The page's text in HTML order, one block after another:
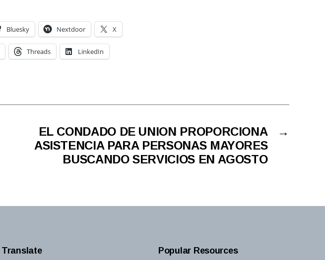
Bluesky Nextdoor X
Threads LinkedIn
→
EL CONDADO DE UNION PROPORCIONA
ASISTENCIA PARA PERSONAS MAYORES
BUSCANDO SERVICIOS EN AGOSTO
Translate Popular Resources